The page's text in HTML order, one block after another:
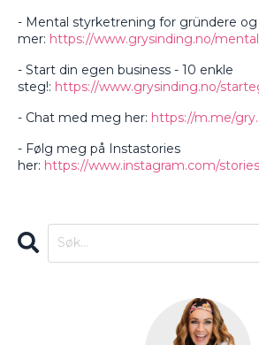
- Mental styrketrening for gründere
mer: https://www.grysinding.no/
- Start din egen business - 10 enkle
steg!: https://www.grysinding.no/
- Chat med meg her: https://m.me/
- Følg meg på Instastories
her: https://www.instagram.com/